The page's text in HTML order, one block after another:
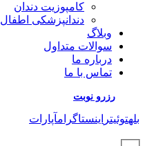
کامپوزیت دندان
دندانپزشکی اطفال
وبلاگ
سوالات متداول
درباره ما
تماس با ما
رزرو نوبت
بلهتوئیتر اینستاگرامآپارات